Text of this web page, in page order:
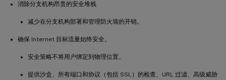
消除分支机构昂贵的安全堆栈
减少在分支机构部署和管理防火墙的开销。
确保 Internet 目标流量始终安全。
安全策略不将用户绑定到物理位置。
提供沙盒、所有端口和协议（包括 SSL）的检查、URL 过滤、高级威胁